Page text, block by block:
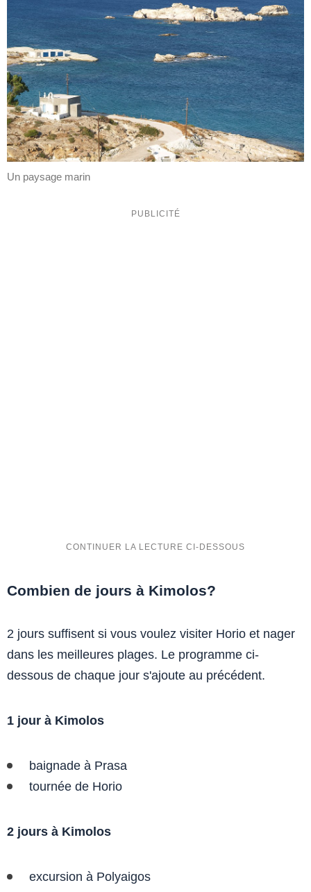
Un paysage marin
Combien de jours à Kimolos?
2 jours suffisent si vous voulez visiter Horio et nager
dans les meilleures plages. Le programme ci-
dessous de chaque jour s'ajoute au précédent.
1 jour à Kimolos
baignade à Prasa
tournée de Horio
2 jours à Kimolos
excursion à Polyaigos